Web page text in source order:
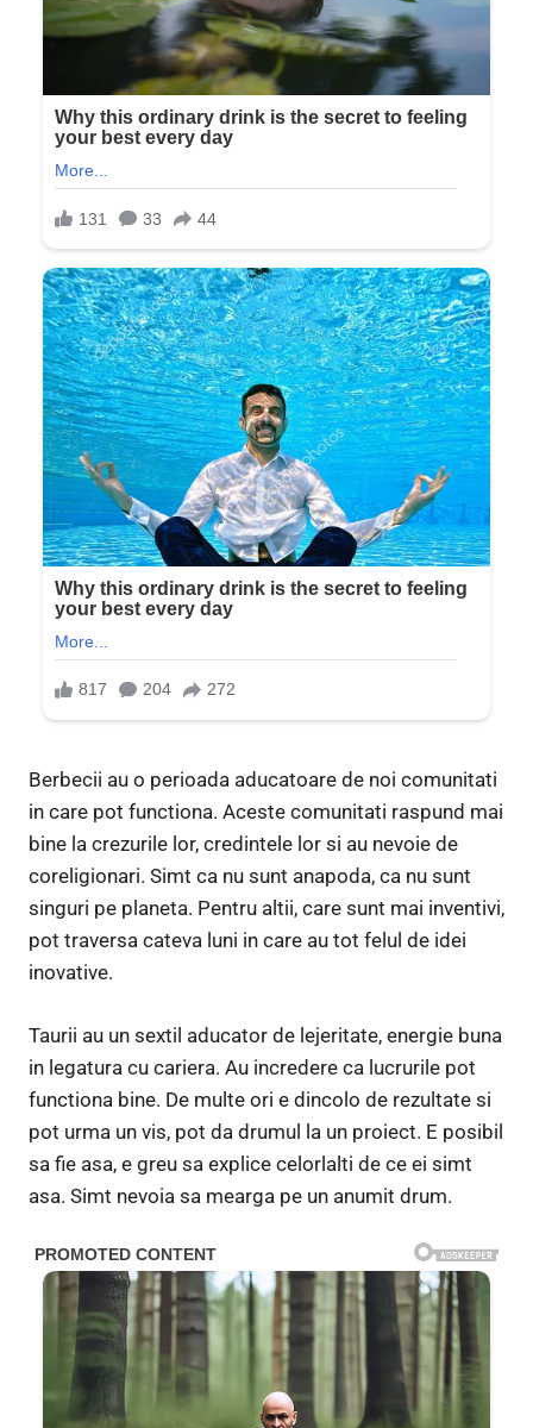
Berbecii au o perioada aducatoare de noi comunitati
in care pot functiona. Aceste comunitati raspund mai
bine la crezurile lor, credintele lor si au nevoie de
coreligionari. Simt ca nu sunt anapoda, ca nu sunt
singuri pe planeta. Pentru altii, care sunt mai inventivi,
pot traversa cateva luni in care au tot felul de idei
inovative.
Taurii au un sextil aducator de lejeritate, energie buna
in legatura cu cariera. Au incredere ca lucrurile pot
functiona bine. De multe ori e dincolo de rezultate si
pot urma un vis, pot da drumul la un proiect. E posibil
sa fie asa, e greu sa explice celorlalti de ce ei simt
asa. Simt nevoia sa mearga pe un anumit drum.